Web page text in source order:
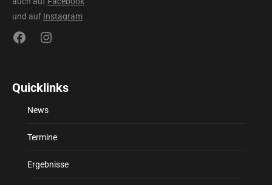
und auf Instagram
FacebookInstagram
Quicklinks
News
Termine
Ergebnisse